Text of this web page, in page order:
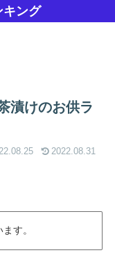
キング
漬けのお供ラ
2022.08.31
す。